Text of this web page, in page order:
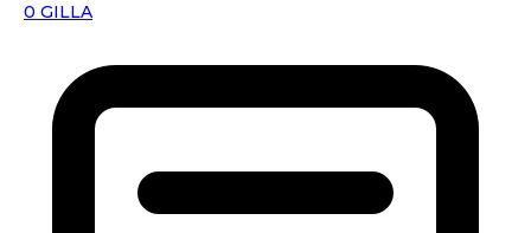
0 GILLA